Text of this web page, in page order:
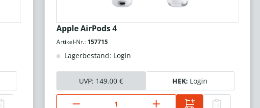
Apple AirPods 4
Artikel-Nr.: 157715
Lagerbestand: Login
UVP: 149,00 € HEK: Login